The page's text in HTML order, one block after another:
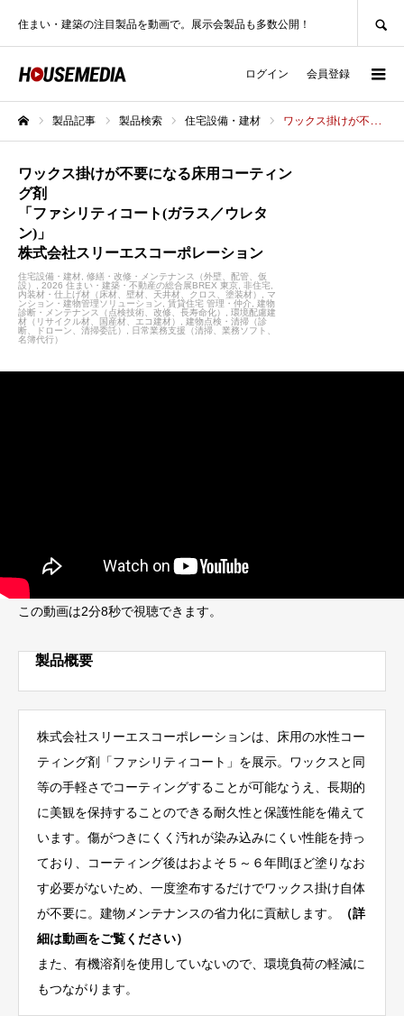
住まい・建築の注目製品を動画で。展示会製品も多数公開！
ログイン 会員登録
製品記事 製品検索 住宅設備・建材 ワックス掛けが不要になる床用コーティング剤「ファシリティコート(ガラス／ウレタン)」株式会社スリーエスコーポレーション
ワックス掛けが不要になる床用コーティン
グ剤
「ファシリティコート(ガラス／ウレタ
ン)」
株式会社スリーエスコーポレーション
住宅設備・建材 修繕・改修・メンテナンス（外壁、配管、仮
設）
2026 住まい・建築・不動産の総合展BREX 東京 非住宅
内装材・仕上げ材（床材、壁材、天井材、クロス、塗装材）
マ
ンション・建物管理ソリューション
賃貸住宅 管理・仲介
建物
診断・メンテナンス（点検技術、改修、長寿命化）
環境配慮建
材（リサイクル材、国産材、エコ建材）
建物点検・清掃（診
断、ドローン、清掃委託）
日常業務支援（清掃、業務ソフト、
名簿代行）
この動画は2分8秒で視聴できます。
製品概要
株式会社スリーエスコーポレーションは、床用の水性コー
ティング剤「ファシリティコート」を展示。ワックスと同
等の手軽さでコーティングすることが可能なうえ、長期的
に美観を保持することのできる耐久性と保護性能を備えて
います。傷がつきにくく汚れが染み込みにくい性能を持っ
ており、コーティング後はおよそ５～６年間ほど塗りなお
す必要がないため、一度塗布するだけでワックス掛け自体
が不要に。建物メンテナンスの省力化に貢献します。
（詳
細は動画をご覧ください）
また、有機溶剤を使用していないので、環境負荷の軽減に
もつながります。